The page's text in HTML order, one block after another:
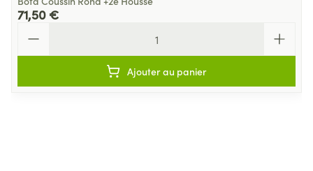
71,50 €
Ajouter au panier